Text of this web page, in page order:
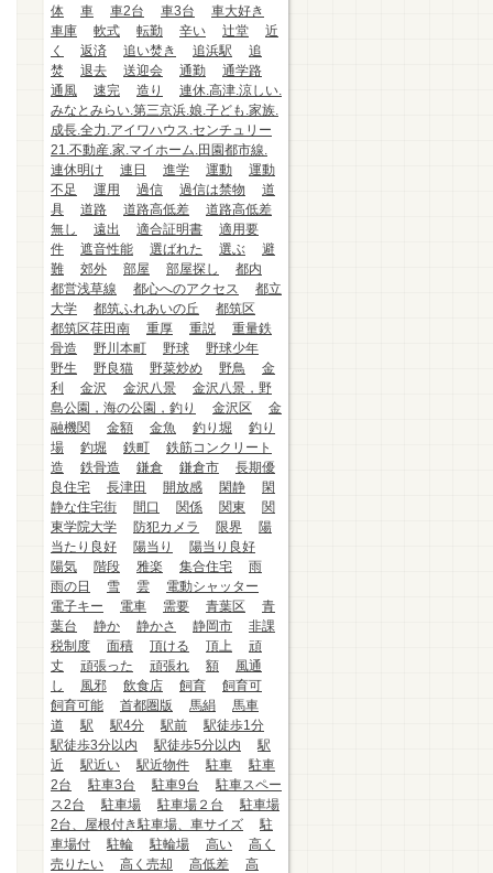
体
車 車2台 車3台
車大好き
車庫
軟式 転勤 辛い 辻堂
近
く
返済 追い焚き 追浜駅
追
焚
退去 送迎会 通勤
通学路
通風
速完 造り
連休.高津.涼しい.
みなとみらい.第三京浜.娘.子ども.家族.
成長.全力.アイワハウス.センチュリー
21.不動産.家.マイホーム.田園都市線.
連休明け
連日 進学 運動
運動
不足
運用 過信 過信は禁物
道
具
道路 道路高低差
道路高低差
無し
遠出 適合証明書
適用要
件
遮音性能 選ばれた 選ぶ
避
難
郊外 部屋 部屋探し
都内
都営浅草線
都心へのアクセス
都立
大学
都筑ふれあいの丘
都筑区
都筑区荏田南
重厚 重説
重量鉄
骨造
野川本町 野球
野球少年
野生
野良猫 野菜炒め 野鳥
金
利
金沢 金沢八景
金沢八景，野
島公園，海の公園，釣り
金沢区
金
融機関
金額 金魚 釣り堀
釣り
場
釣堀 鉄町
鉄筋コンクリート
造
鉄骨造 鎌倉 鎌倉市
長期優
良住宅
長津田 開放感 閑静
閑
静な住宅街
間口 関係 関東
関
東学院大学
防犯カメラ 限界
陽
当たり良好
陽当り
陽当り良好
陽気
階段 雅楽 集合住宅
雨
雨の日
雪 雲
電動シャッター
電子キー
電車 需要 青葉区
青
葉台
静か 静かさ 静岡市
非課
税制度
面積 頂ける 頂上
頑
丈
頑張った 頑張れ 額
風通
し
風邪 飲食店 飼育
飼育可
飼育可能
首都圏版 馬絹
馬車
道
駅 駅4分 駅前
駅徒歩1分
駅徒歩3分以内
駅徒歩5分以内
駅
近
駅近い 駅近物件 駐車
駐車
2台
駐車3台 駐車9台
駐車スペー
ス2台
駐車場 駐車場２台
駐車場
2台、屋根付き駐車場、車サイズ
駐
車場付
駐輪 駐輪場 高い
高く
売りたい
高く売却 高低差
高